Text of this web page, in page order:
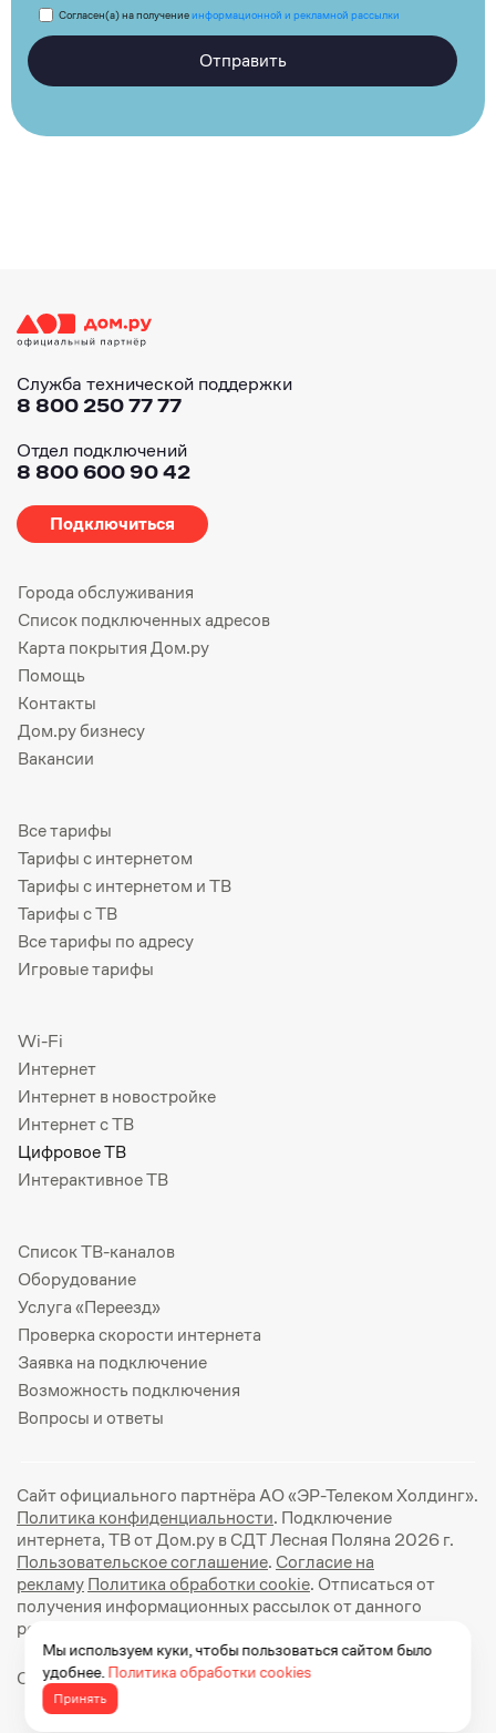
Согласен(а) на получениеинформационной и рекламной рассылки
Отправить
Служба технической поддержки
8 800 250 77 77
Отдел подключений
8 800 600 90 42
Подключиться
Города обслуживания
Список подключенных адресов
Карта покрытия Дом.ру
Помощь
Контакты
Дом.ру бизнесу
Вакансии
Все тарифы
Тарифы с интернетом
Тарифы с интернетом и ТВ
Тарифы с ТВ
Все тарифы по адресу
Игровые тарифы
Wi-Fi
Интернет
Интернет в новостройке
Интернет с ТВ
Цифровое ТВ
Интерактивное ТВ
Список ТВ-каналов
Оборудование
Услуга «Переезд»
Проверка скорости интернета
Заявка на подключение
Возможность подключения
Вопросы и ответы
Сайт официального партнёра АО «ЭР-Телеком Холдинг».
Политика конфиденциальности. Подключение
интернета, ТВ от Дом.ру в СДТ Лесная Поляна 2026 г.
Пользовательское соглашение. Согласие на
рекламуПолитика обработки cookie. Отписаться от
получения информационных рассылок от данного
ресурса можно на
Официальный сайт Дом.ру: https://dom.ru
Мы используем куки, чтобы пользоваться сайтом было
удобнее.Политика обработки cookies
Принять